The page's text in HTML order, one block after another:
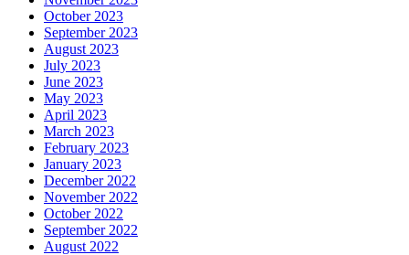
October 2023
September 2023
August 2023
July 2023
June 2023
May 2023
April 2023
March 2023
February 2023
January 2023
December 2022
November 2022
October 2022
September 2022
August 2022